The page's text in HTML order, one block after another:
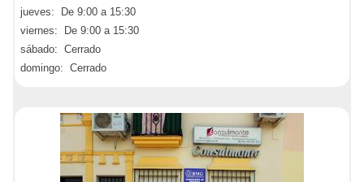
jueves: De 9:00 a 15:30
viernes: De 9:00 a 15:30
sábado: Cerrado
domingo: Cerrado